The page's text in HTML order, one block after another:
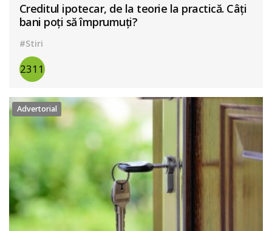
Creditul ipotecar, de la teorie la practică. Câți
bani poți să împrumuți?
#Stiri
2311
Advertorial